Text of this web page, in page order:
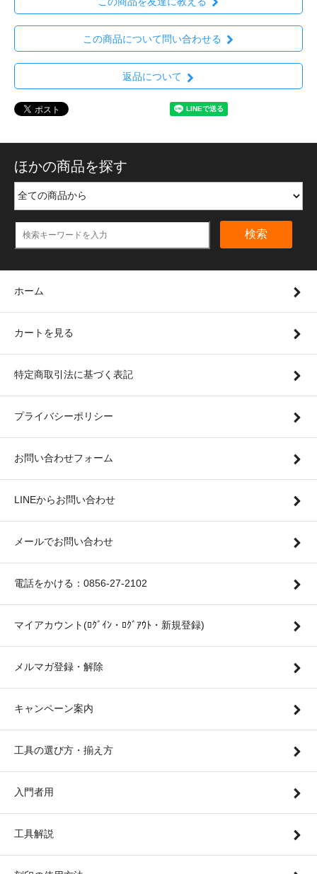
この商品について問い合わせる
返品について
ほかの商品を探す
検索
ホーム
カートを見る
特定商取引法に基づく表記
プライバシーポリシー
お問い合わせフォーム
LINEからお問い合わせ
メールでお問い合わせ
電話をかける：0856-27-2102
マイアカウント(ﾛｸﾞｲﾝ・ﾛｸﾞｱｳﾄ・新規登録)
メルマガ登録・解除
キャンペーン案内
工具の選び方・揃え方
入門者用
工具解説